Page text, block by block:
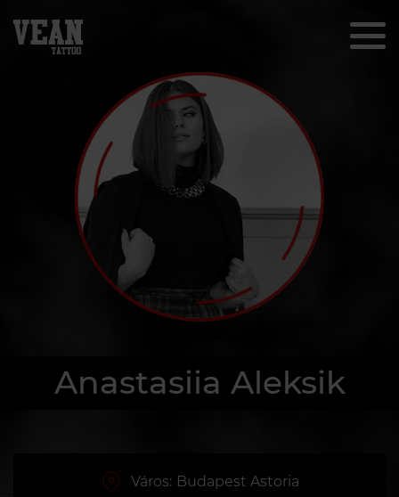
Anastasiia Aleksik
Város: Budapest Astoria